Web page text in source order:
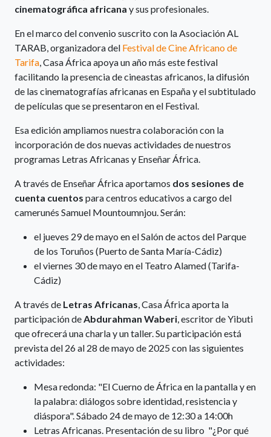
cinematográfica africana y sus profesionales.
En el marco del convenio suscrito con la Asociación AL
TARAB, organizadora del Festival de Cine Africano de
Tarifa, Casa África apoya un año más este festival
facilitando la presencia de cineastas africanos, la difusión
de las cinematografías africanas en España y el subtitulado
de películas que se presentaron en el Festival.
Esa edición ampliamos nuestra colaboración con la
incorporación de dos nuevas actividades de nuestros
programas Letras Africanas y Enseñar África.
A través de Enseñar África aportamos dos sesiones de
cuenta cuentos para centros educativos a cargo del
camerunés Samuel Mountoumnjou. Serán:
el jueves 29 de mayo en el Salón de actos del Parque
de los Toruños (Puerto de Santa María-Cádiz)
el viernes 30 de mayo en el Teatro Alamed (Tarifa-
Cádiz)
A través de Letras Africanas, Casa África aporta la
participación deAbdurahman Waberi, escritor de Yibuti
que ofrecerá una charla y un taller. Su participación está
prevista del 26 al 28 de mayo de 2025 con las siguientes
actividades:
Mesa redonda: "El Cuerno de África en la pantalla y en
la palabra: diálogos sobre identidad, resistencia y
diáspora". Sábado 24 de mayo de 12:30 a 14:00h
Letras Africanas. Presentación de su libro "¿Por qué